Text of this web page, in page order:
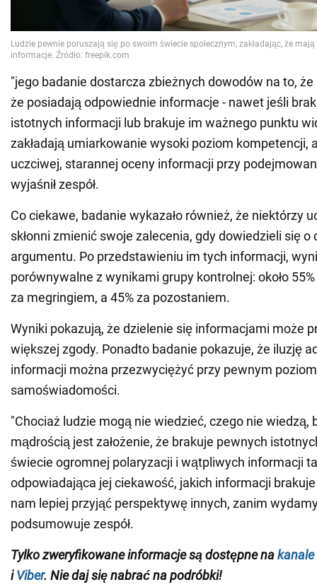
"jego badanie dostarcza zbieżnych dowodów na to, że
że posiadają odpowiednie informacje - nawet jeśli
istotnych informacji lub brakuje im ważnego punktu
zakładają umiarkowanie wysoki poziom kompetencji,
uczciwej, starannej oceny informacji przy
wyjaśnił zespół.
Co ciekawe, badanie wykazało również, że niektórzy
skłonni zmienić swoje zalecenia, gdy dowiedzieli się o
argumentu. Po przedstawieniu im tych informacji,
porównywalne z wynikami grupy kontrolnej: około
za megringiem, a 45% za pozostaniem.
Wyniki pokazują, że dzielenie się informacjami może
większej zgody. Ponadto badanie pokazuje, że iluzję
informacji można przezwyciężyć przy pewnym
samoświadomości.
"Chociaż ludzie mogą nie wiedzieć, czego nie wiedzą,
mądrością jest założenie, że brakuje pewnych
świecie ogromnej polaryzacji i wątpliwych informacji
odpowiadająca jej ciekawość, jakich informacji
nam lepiej przyjąć perspektywę innych, zanim
podsumowuje zespół.
Tylkozweryfikowane informacje są dostępne nakanale
iViber. Nie daj się nabrać na podróbki!